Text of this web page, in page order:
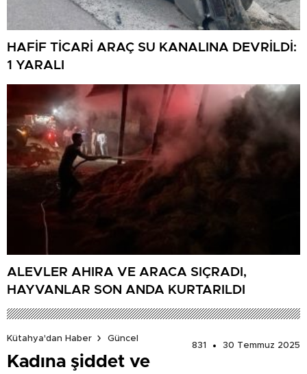
HAFİF TİCARİ ARAÇ SU KANALINA DEVRİLDİ:
1 YARALI
ALEVLER AHIRA VE ARACA SIÇRADI,
HAYVANLAR SON ANDA KURTARILDI
Kütahya'dan Haber
Güncel
831
30 Temmuz 2025
Kadına şiddet ve